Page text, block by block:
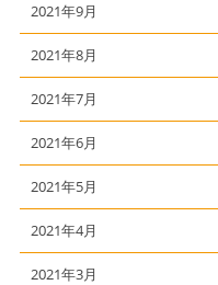
2021年9月
2021年8月
2021年7月
2021年6月
2021年5月
2021年4月
2021年3月